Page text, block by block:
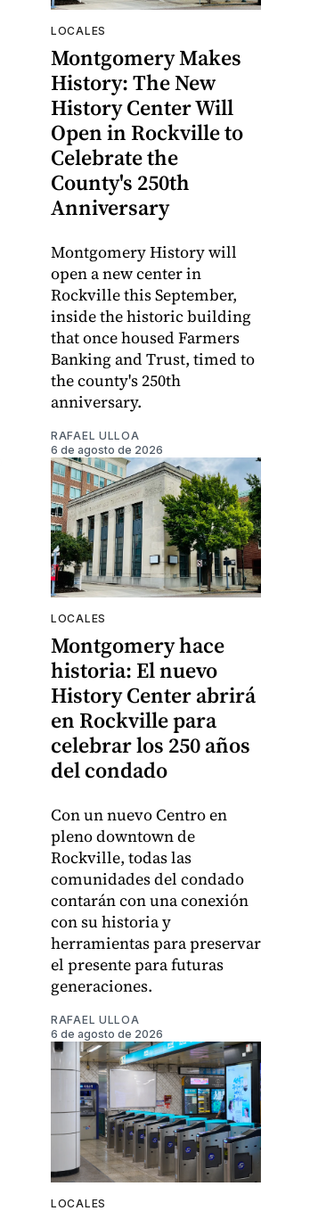
LOCALES
Montgomery Makes
History: The New
History Center Will
Open in Rockville to
Celebrate the
County's 250th
Anniversary
Montgomery History will
open a new center in
Rockville this September,
inside the historic building
that once housed Farmers
Banking and Trust, timed to
the county's 250th
anniversary.
RAFAEL ULLOA
6 de agosto de 2026
LOCALES
Montgomery hace
historia: El nuevo
History Center abrirá
en Rockville para
celebrar los 250 años
del condado
Con un nuevo Centro en
pleno downtown de
Rockville, todas las
comunidades del condado
contarán con una conexión
con su historia y
herramientas para preservar
el presente para futuras
generaciones.
RAFAEL ULLOA
6 de agosto de 2026
LOCALES